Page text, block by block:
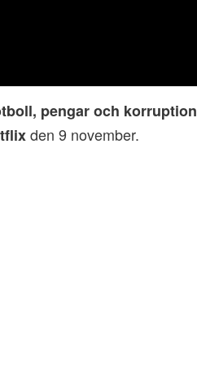
pengar och korruption
den 9 november.